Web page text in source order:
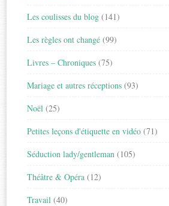
Les coulisses du blog (141)
Les règles ont changé (99)
Livres – Chroniques (75)
Mariage et autres réceptions (93)
Noël (25)
Petites leçons d'étiquette en vidéo (71)
Séduction lady/gentleman (105)
Théâtre & Opéra (12)
Travail (40)